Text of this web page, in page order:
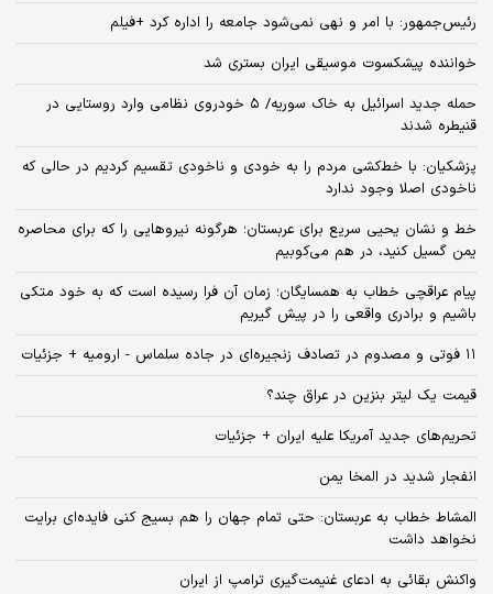
رئیس‌جمهور: با امر و نهی نمی‌شود جامعه را اداره کرد +فیلم
خواننده پیشکسوت موسیقی ایران بستری شد
حمله جدید اسرائیل به خاک سوریه/ ۵ خودروی نظامی وارد روستایی در
قنیطره شدند
پزشکیان: با خط‌کشی مردم را به خودی و ناخودی تقسیم کردیم در حالی که
ناخودی اصلا وجود ندارد
خط و نشان یحیی سریع برای عربستان؛ هرگونه نیروهایی را که برای محاصره
یمن گسیل کنید، در هم می‌کوبیم
پیام عراقچی خطاب به همسایگان؛ زمان آن فرا رسیده است که به خود متکی
باشیم و برادری واقعی را در پیش گیریم
۱۱ فوتی و مصدوم در تصادف زنجیره‌ای در جاده سلماس - ارومیه + جزئیات
قیمت یک لیتر بنزین در عراق چند؟
تحریم‌های جدید آمریکا علیه ایران + جزئیات
انفجار شدید در المخا یمن
المشاط خطاب به عربستان: حتی تمام جهان را هم بسیج کنی فایده‌ای برایت
نخواهد داشت
واکنش بقائی به ادعای غنیمت‌گیری ترامپ از ایران